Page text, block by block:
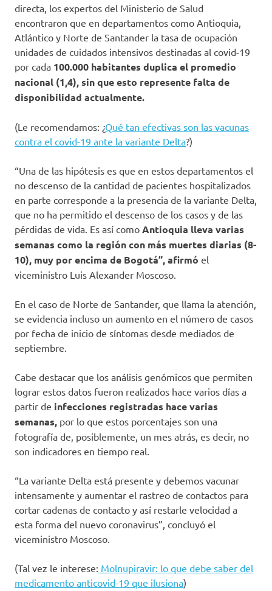
directa, los expertos del Ministerio de Salud
encontraron que en departamentos como Antioquia,
Atlántico y Norte de Santander la tasa de ocupación
unidades de cuidados intensivos destinadas al covid-19
por cada 100.000 habitantes duplica el promedio
nacional (1,4), sin que esto represente falta de
disponibilidad actualmente.
(Le recomendamos: ¿Qué tan efectivas son las vacunas
contra el covid-19 ante la variante Delta?)
“Una de las hipótesis es que en estos departamentos el
no descenso de la cantidad de pacientes hospitalizados
en parte corresponde a la presencia de la variante Delta,
que no ha permitido el descenso de los casos y de las
pérdidas de vida. Es así como Antioquia lleva varias
semanas como la región con más muertes diarias (8-
10), muy por encima de Bogotá”, afirmó el
viceministro Luis Alexander Moscoso.
En el caso de Norte de Santander, que llama la atención,
se evidencia incluso un aumento en el número de casos
por fecha de inicio de síntomas desde mediados de
septiembre.
Cabe destacar que los análisis genómicos que permiten
lograr estos datos fueron realizados hace varios días a
partir de infecciones registradas hace varias
semanas, por lo que estos porcentajes son una
fotografía de, posiblemente, un mes atrás, es decir, no
son indicadores en tiempo real.
“La variante Delta está presente y debemos vacunar
intensamente y aumentar el rastreo de contactos para
cortar cadenas de contacto y así restarle velocidad a
esta forma del nuevo coronavirus”, concluyó el
viceministro Moscoso.
(Tal vez le interese: Molnupiravir: lo que debe saber del
medicamento anticovid-19 que ilusiona)